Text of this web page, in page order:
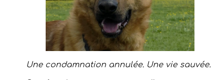
Une condamnation annulée. Une vie sauvée.